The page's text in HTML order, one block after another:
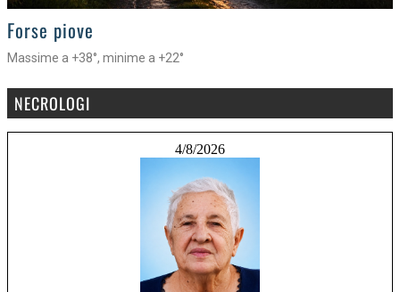
>
Forse piove
Massime a +38°, minime a +22°
NECROLOGI
4/8/2026